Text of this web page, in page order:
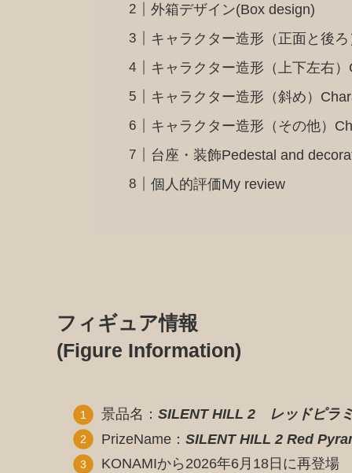
外箱デザイン(Box design)
キャラクター造形（正面と後
キャラクター造形（上下左右
キャラクター造形（斜め）
キャラクター造形（その他）
台座・装飾Pedestal and
個人的評価My review
フィギュア情報
(Figure Information)
景品名： SILENT HILL 2 レッドピラ
PrizeName： SILENT HILL 2 Red
KONAMIから2026年6月18日に再登場